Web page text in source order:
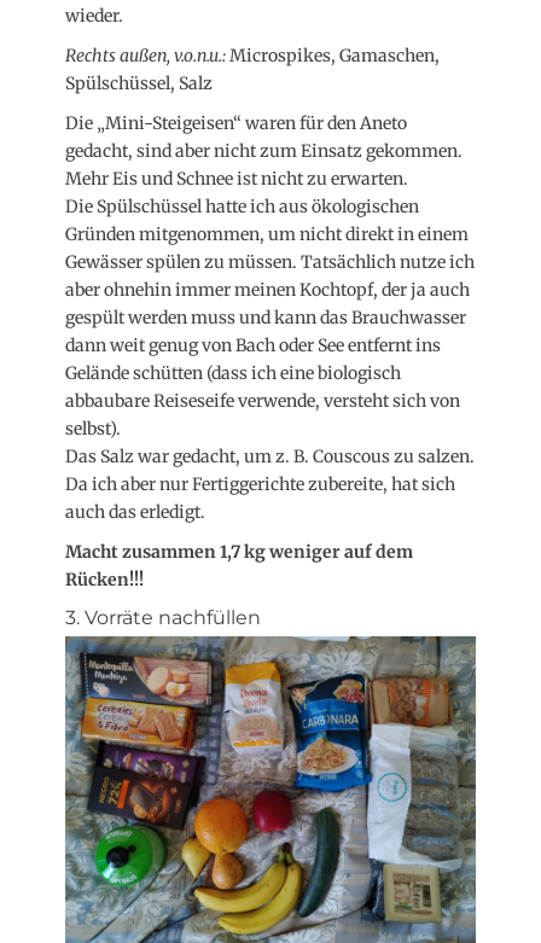
wieder.
Rechts außen, v.o.n.u.:Microspikes, Gamaschen,
Spülschüssel, Salz
Die „Mini-Steigeisen“ waren für den Aneto
gedacht, sind aber nicht zum Einsatz gekommen.
Mehr Eis und Schnee ist nicht zu erwarten.
Die Spülschüssel hatte ich aus ökologischen
Gründen mitgenommen, um nicht direkt in einem
Gewässer spülen zu müssen. Tatsächlich nutze ich
aber ohnehin immer meinen Kochtopf, der ja auch
gespült werden muss und kann das Brauchwasser
dann weit genug von Bach oder See entfernt ins
Gelände schütten (dass ich eine biologisch
abbaubare Reiseseife verwende, versteht sich von
selbst).
Das Salz war gedacht, um z. B. Couscous zu salzen.
Da ich aber nur Fertiggerichte zubereite, hat sich
auch das erledigt.
Macht zusammen 1,7 kg weniger auf dem
Rücken!!!
3. Vorräte nachfüllen